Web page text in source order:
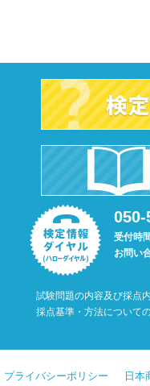
050-
受付時
お問い
試験問題の内容及び採点内
採点基準・方法について
プライバシーポリシー 日本